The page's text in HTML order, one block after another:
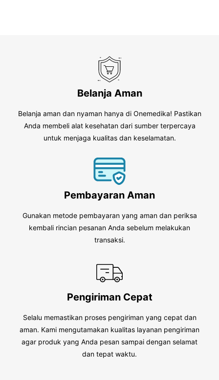
Belanja Aman
Belanja aman dan nyaman hanya di Onemedika! Pastikan
Anda membeli alat kesehatan dari sumber terpercaya
untuk menjaga kualitas dan keselamatan.
Pembayaran Aman
Gunakan metode pembayaran yang aman dan periksa
kembali rincian pesanan Anda sebelum melakukan
transaksi.
Pengiriman Cepat
Selalu memastikan proses pengiriman yang cepat dan
aman. Kami mengutamakan kualitas layanan pengiriman
agar produk yang Anda pesan sampai dengan selamat
dan tepat waktu.